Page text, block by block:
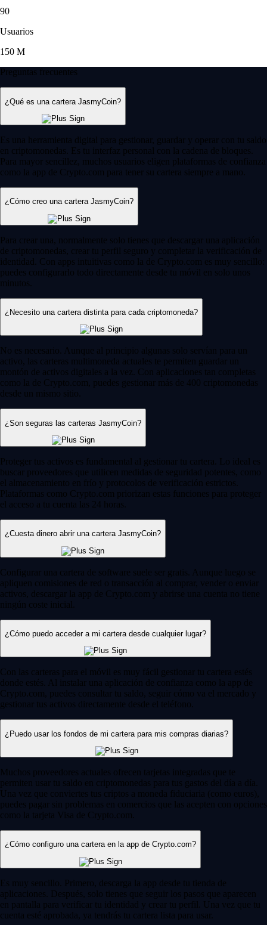
90
Usuarios
150 M
Preguntas frecuentes
¿Qué es una cartera JasmyCoin?
Es una herramienta digital para gestionar, guardar y operar con tu saldo
en criptomonedas. Es tu interfaz personal con la cadena de bloques.
Para mayor sencillez, muchos usuarios eligen plataformas de confianza
como la app de Crypto.com para tener su cartera siempre a mano.
¿Cómo creo una cartera JasmyCoin?
Para crear una, normalmente solo tienes que descargar una aplicación
de criptomonedas, crear tu perfil seguro y completar la verificación de
identidad. Con apps intuitivas como la de Crypto.com es muy sencillo:
puedes configurarlo todo directamente desde tu móvil en solo unos
minutos.
¿Necesito una cartera distinta para cada criptomoneda?
No es necesario. Aunque al principio algunas solo servían para un
activo, las carteras multimoneda actuales te permiten guardar un
montón de activos digitales a la vez. Con aplicaciones tan completas
como la de Crypto.com, puedes gestionar más de 400 criptomonedas
desde un mismo sitio.
¿Son seguras las carteras JasmyCoin?
Proteger tus activos es fundamental al gestionar tu cartera. Lo ideal es
buscar proveedores que utilicen medidas de seguridad potentes, como
el almacenamiento en frío y protocolos de verificación estrictos.
Plataformas como Crypto.com priorizan estas funciones para proteger
el acceso a tu cuenta las 24 horas.
¿Cuesta dinero abrir una cartera JasmyCoin?
Configurar una cartera de software suele ser gratis. Aunque luego se
apliquen comisiones de red o transacción al comprar, vender o enviar
activos, descargar la app de Crypto.com y abrirse una cuenta no tiene
ningún coste inicial.
¿Cómo puedo acceder a mi cartera desde cualquier lugar?
Con las carteras para el móvil es muy fácil gestionar tu cartera estés
donde estés. Al instalar una aplicación de confianza como la app de
Crypto.com, puedes consultar tu saldo, seguir cómo va el mercado y
gestionar tus activos directamente desde el teléfono.
¿Puedo usar los fondos de mi cartera para mis compras diarias?
Muchos proveedores actuales ofrecen tarjetas integradas que te
permiten usar tu saldo en criptomonedas para tus gastos del día a día.
Una vez que conviertes tus criptos a moneda fiduciaria (como euros),
puedes pagar sin problemas en comercios que las acepten con opciones
como la tarjeta Visa de Crypto.com.
¿Cómo configuro una cartera en la app de Crypto.com?
Es muy sencillo. Primero, descarga la app desde tu tienda de
aplicaciones. Después, solo tienes que seguir los pasos que aparecen
en pantalla para verificar tu identidad y crear tu perfil. Una vez que tu
cuenta esté aprobada, ya tendrás tu cartera lista para usar.